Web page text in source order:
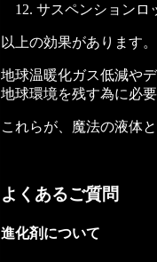
サスペンションロ
以上の効果があります。
地球温暖化ガス低減や
地球環境を残す為に必
これらが、魔法の液体
よくあるご質問
進化剤について